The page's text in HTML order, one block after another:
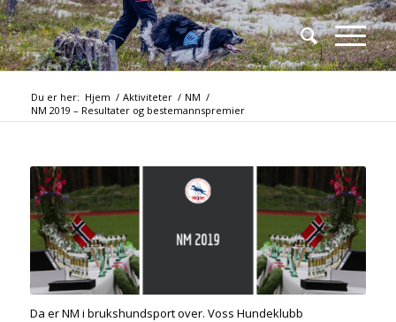
Du er her: Hjem / Aktiviteter / NM /
NM 2019 – Resultater og bestemannspremier
Da er NM i brukshundsport over. Voss Hundeklubb